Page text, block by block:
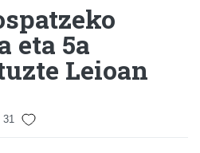
eta 5a
Leioan
31